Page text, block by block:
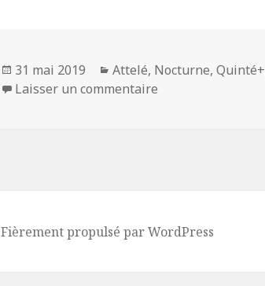
Publié
le
31 mai 2019 Catégories
Attelé, Nocturne,Quinté+
Laisser un commentaire
Fièrement propulsé par WordPress